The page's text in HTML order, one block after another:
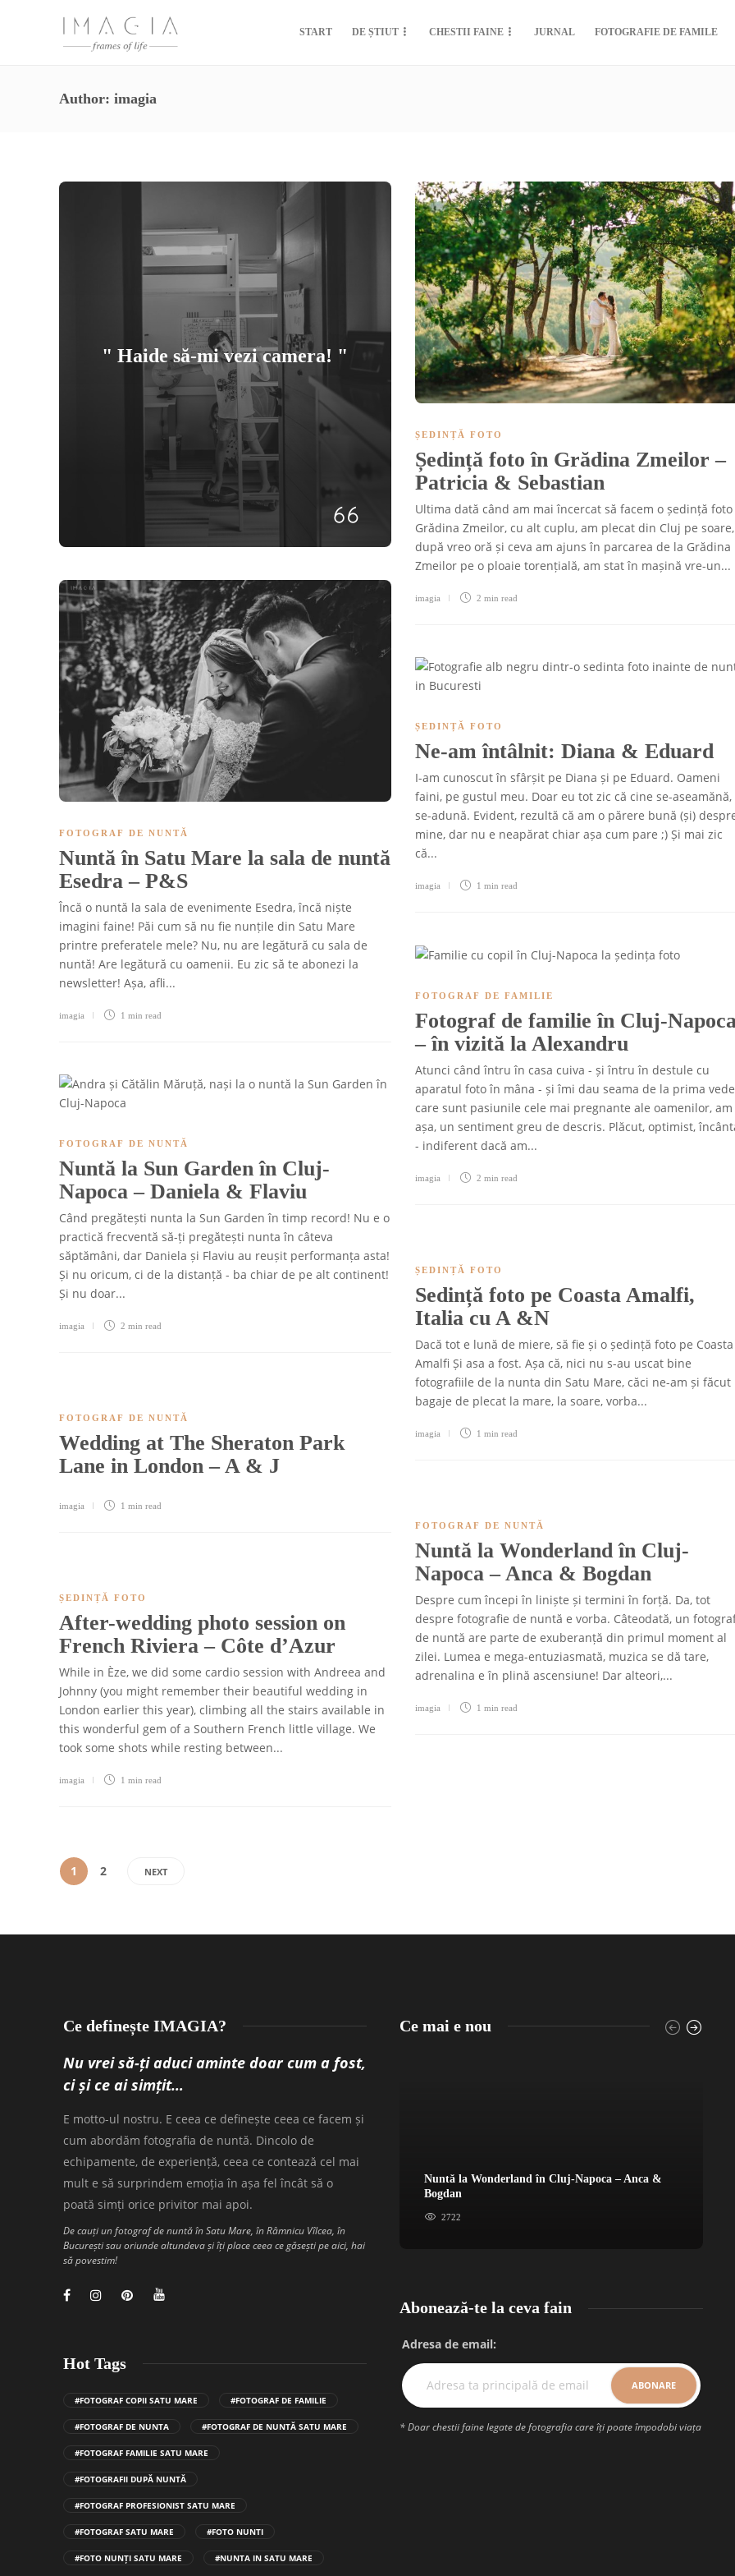
START DE ȘTIUT CHESTII FAINE JURNAL FOTOGRAFIE DE FAMILE
Author: imagia
" Haide să-mi vezi camera! "
ȘEDINȚĂ FOTO
Ședință foto în Grădina Zmeilor –
Patricia & Sebastian
Ultima dată când am mai încercat să facem o ședință
Grădina Zmeilor, cu alt cuplu, am plecat din Cluj pe soare,
după vreo oră și ceva am ajuns în parcarea de la Grădina
Zmeilor pe o ploaie torențială, am stat în mașină vre-un...
imagia 2 min read
FOTOGRAF DE NUNTĂ
Nuntă în Satu Mare la sala de nuntă
Esedra – P&S
Încă o nuntă la sala de evenimente Esedra, încă niște
imagini faine! Păi cum să nu fie nunțile din Satu Mare
printre preferatele mele? Nu, nu are legătură cu sala de
nuntă! Are legătură cu oamenii. Eu zic să te abonezi la
newsletter! Așa, afli...
imagia 1 min read
ȘEDINȚĂ FOTO
Ne-am întâlnit: Diana & Eduard
I-am cunoscut în sfârșit pe Diana și pe Eduard. Oameni
faini, pe gustul meu. Doar eu tot zic că cine se-aseamănă,
se-adună. Evident, rezultă că am o părere bună (și)
mine, dar nu e neapărat chiar așa cum pare ;) Și mai zic
că...
imagia 1 min read
FOTOGRAF DE FAMILIE
Fotograf de familie în Cluj-
– în vizită la Alexandru
Atunci când întru în casa cuiva - și întru în destule cu
aparatul foto în mâna - și îmi dau seama de la prima
care sunt pasiunile cele mai pregnante ale oamenilor, am
așa, un sentiment greu de descris. Plăcut, optimist,
- indiferent dacă am...
imagia 2 min read
FOTOGRAF DE NUNTĂ
Nuntă la Sun Garden în Cluj-
Napoca – Daniela & Flaviu
Când pregătești nunta la Sun Garden în timp record! Nu e o
practică frecventă să-ți pregătești nunta în câteva
săptămâni, dar Daniela și Flaviu au reușit performanța asta!
Și nu oricum, ci de la distanță - ba chiar de pe alt continent!
Și nu doar...
imagia 2 min read
ȘEDINȚĂ FOTO
Sedință foto pe Coasta Amalfi,
Italia cu A &N
Dacă tot e lună de miere, să fie și o ședință foto pe Coasta
Amalfi Și asa a fost. Așa că, nici nu s-au uscat bine
fotografiile de la nunta din Satu Mare, căci ne-am și făcut
bagaje de plecat la mare, la soare, vorba...
imagia 1 min read
FOTOGRAF DE NUNTĂ
Wedding at The Sheraton Park
Lane in London – A & J
imagia 1 min read
FOTOGRAF DE NUNTĂ
Nuntă la Wonderland în Cluj-
Napoca – Anca & Bogdan
Despre cum începi în liniște și termini în forță. Da, tot
despre fotografie de nuntă e vorba. Câteodată, un
de nuntă are parte de exuberanță din primul moment al
zilei. Lumea e mega-entuziasmată, muzica se dă tare,
adrenalina e în plină ascensiune! Dar alteori,...
imagia 1 min read
ȘEDINȚĂ FOTO
After-wedding photo session on
French Riviera – Côte d’Azur
While in Èze, we did some cardio session with Andreea and
Johnny (you might remember their beautiful wedding in
London earlier this year), climbing all the stairs available in
this wonderful gem of a Southern French little village. We
took some shots while resting between...
imagia 1 min read
1 2 NEXT
Ce definește IMAGIA?
Nu vrei să-ți aduci aminte doar cum a fost,
ci și ce ai simțit…
E motto-ul nostru. E ceea ce definește ceea ce facem și
cum abordăm fotografia de nuntă. Dincolo de
echipamente, de experiență, ceea ce contează cel mai
mult e să surprindem emoția în așa fel încât să o
poată simți orice privitor mai apoi.
De cauți un fotograf de nuntă în Satu Mare, în Râmnicu Vîlcea, în
București sau oriunde altundeva și îți place ceea ce găsești pe aici, hai
să povestim!
Hot Tags
#FOTOGRAF COPII SATU MARE #FOTOGRAF DE FAMILIE
#FOTOGRAF DE NUNTA #FOTOGRAF DE NUNTĂ SATU MARE
#FOTOGRAF FAMILIE SATU MARE
#FOTOGRAFII DUPĂ NUNTĂ
#FOTOGRAF PROFESIONIST SATU MARE
#FOTOGRAF SATU MARE #FOTO NUNTI
#FOTO NUNȚI SATU MARE #NUNTA IN SATU MARE
Ce mai e nou
Nuntă la Wonderland în Cluj-Napoca – Anca &
Bogdan
2722
Abonează-te la ceva fain
Adresa de email:
* Doar chestii faine legate de fotografia care îți poate împodobi viața